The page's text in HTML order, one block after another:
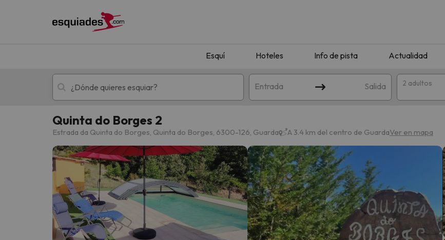
Esquí Hoteles Info de pista Actualidad
Entrada Salida 2 adultos
Esquí Escapadas
¡Vaya! No hemos encontrado ningún resultado que coincida con tu búsqueda. Prueba a modificar el destino.
Quinta do Borges 2
Estrada da Quinta do Borges, Quinta do Borges, 6300-126, Guarda A 3.4 km del centro de GuardaVer en mapa